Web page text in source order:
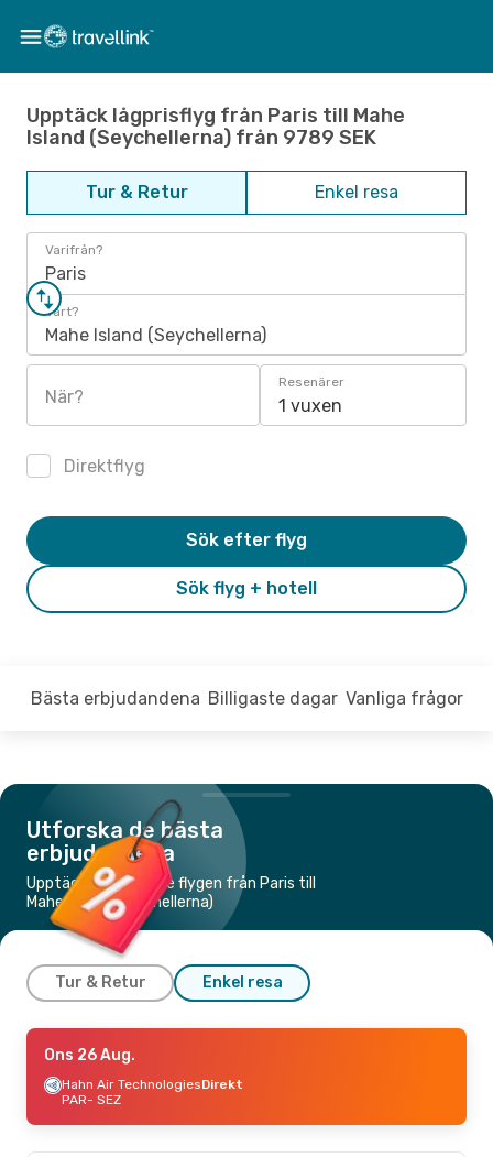
Upptäck lågprisflyg från Paris till Mahe
Island (Seychellerna) från 9789 SEK
Tur & Retur Enkel resa
Varifrån?
Paris
Vart?
Mahe Island (Seychellerna)
När?
Resenärer
1 vuxen
Direktflyg
Sök flyg + hotell
Sök efter flyg
Bästa erbjudandena Billigaste dagar Vanliga frågor
Utforska de bästa
erbjudandena
Upptäck de billigaste flygen från Paris till
Mahe Island (Seychellerna)
Tur & Retur Enkel resa
Ons 26 Aug.
Air SeychellesDirekt
PAR- SEZ
1 Mellanlandning
Ons 26 Aug.
Hahn Air TechnologiesDirekt
PAR- SEZ